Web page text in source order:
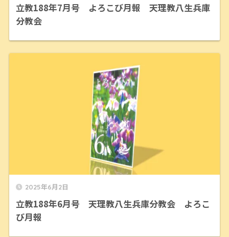
立教188年7月号 よろこび月報 天理教八生兵庫
分教会
2025年6月2日
立教188年6月号 天理教八生兵庫分教会 よろこ
び月報